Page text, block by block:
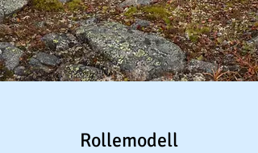
Rollemodell